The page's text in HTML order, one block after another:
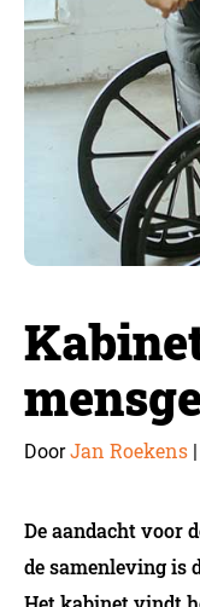
DoorJan Roekens |
De aandacht voor
de samenleving is